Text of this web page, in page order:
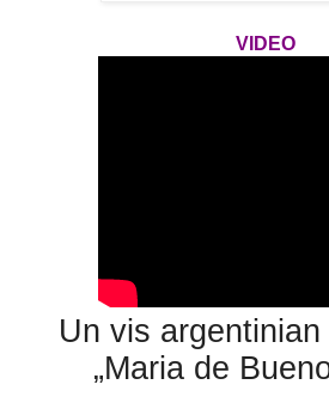
VIDEO
Un vis
„Maria de